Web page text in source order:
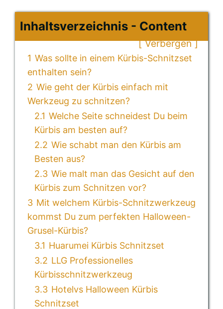
Inhaltsverzeichnis - Content
Verbergen
1 Was sollte in einem Kürbis-Schnitzset
enthalten sein?
2 Wie geht der Kürbis einfach mit
Werkzeug zu schnitzen?
2.1 Welche Seite schneidest Du beim
Kürbis am besten auf?
2.2 Wie schabt man den Kürbis am
Besten aus?
2.3 Wie malt man das Gesicht auf den
Kürbis zum Schnitzen vor?
3 Mit welchem Kürbis-Schnitzwerkzeug
kommst Du zum perfekten Halloween-
Grusel-Kürbis?
3.1 Huarumei Kürbis Schnitzset
3.2 LLG Professionelles
Kürbisschnitzwerkzeug
3.3 Hotelvs Halloween Kürbis
Schnitzset